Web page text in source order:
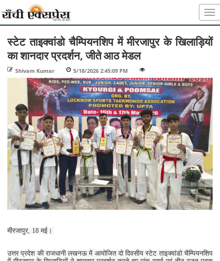
स्टेट ताइक्वांडो चैम्पियनशिप में मीरजापुर के खिलाड़ियों
का शानदार प्रदर्शन, जीते आठ मेडल
Shivam Kumar 5/18/2026 2:45:09 PM
मीरजापुर, 18 मई।
उत्तर प्रदेश की राजधानी लखनऊ में आयोजित दो दिवसीय स्टेट ताइक्वांडो चैम्पियनशिप